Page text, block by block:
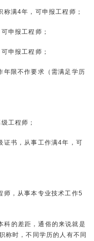
满4年，可申报工程师；
申报工程师；
申报工程师；
年限不作要求（需满足学历
工程师；
证书，从事工作满4年，可
师，从事本专业技术工作5
科的差距，通俗的来说就是
称时，不同学历的人有不同